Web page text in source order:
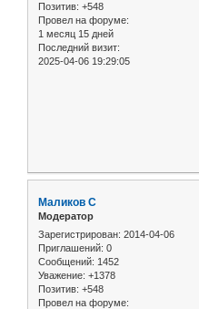
Позитив: +548
Провел на форуме:
1 месяц 15 дней
Последний визит:
2025-04-06 19:29:05
Маликов С
Модератор
Зарегистрирован: 2014-04-06
Приглашений: 0
Сообщений: 1452
Уважение: +1378
Позитив: +548
Провел на форуме: